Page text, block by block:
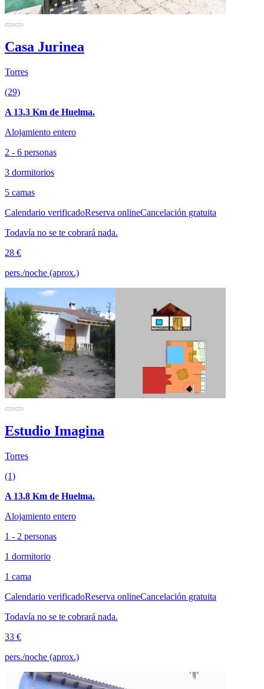
Casa Jurinea
Torres
(29)
A 13.3 Km de Huelma.
Alojamiento entero
2 - 6 personas
3 dormitorios
5 camas
Calendario verificadoReserva onlineCancelación gratuita
Todavía no se te cobrará nada.
28 €
pers./noche (aprox.)
Estudio Imagina
Torres
(1)
A 13.8 Km de Huelma.
Alojamiento entero
1 - 2 personas
1 dormitorio
1 cama
Calendario verificadoReserva onlineCancelación gratuita
Todavía no se te cobrará nada.
33 €
pers./noche (aprox.)